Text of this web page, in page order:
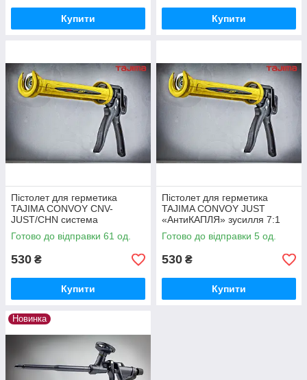
Купити Купити
Пістолет для герметика
TAJIMA CONVOY CNV-
JUST/CHN система
«АНТИКАПЛЯ»
Готово до відправки 61 од.
530 ₴
Купити
Пістолет для герметика
TAJIMA CONVOY JUST
«АнтиКАПЛЯ» зусилля 7:1
Готово до відправки 5 од.
530 ₴
Купити
Новинка